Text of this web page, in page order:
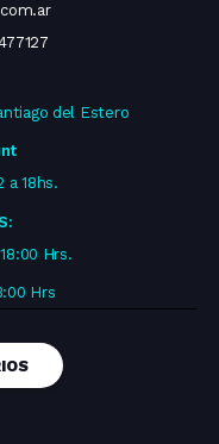
del Estero
a 18hs.
Hrs.
Hrs